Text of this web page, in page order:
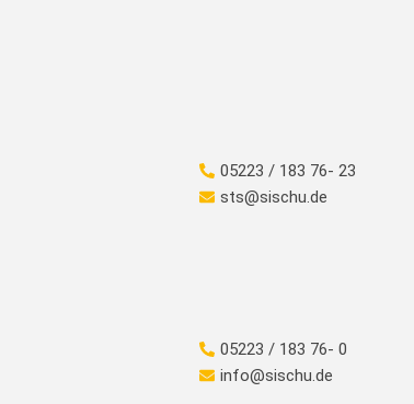
05223 / 183 76- 23
sts@sischu.de
05223 / 183 76- 0
info@sischu.de